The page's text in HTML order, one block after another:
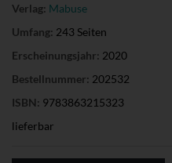
Verlag: Mabuse
Umfang: 243 Seiten
Erscheinungsjahr: 2020
Bestellnummer: 202532
ISBN: 9783863215323
lieferbar